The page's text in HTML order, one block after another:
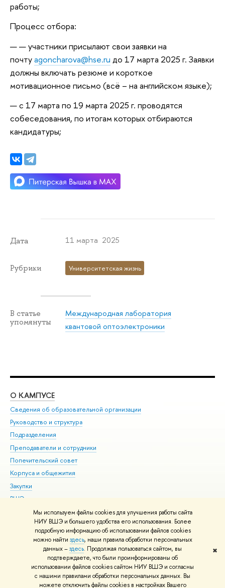
Мы используем файлы cookies для улучшения работы сайта
НИУ ВШЭ и большего удобства его использования. Более
подробную информацию об использовании файлов cookies
можно найти здесь, наши правила обработки персональных
данных –здесь. Продолжая пользоваться сайтом, вы
подтверждаете, что были проинформированы об
использовании файлов cookies сайтом НИУ ВШЭ и согласны
с нашими правилами обработки персональных данных. Вы
можете отключить файлы cookies в настройках Вашего
✖
работы;
Процесс отбора:
участники присылают свои заявки на
почтуagoncharova@hse.ru до 17 марта 2025 г. Заявки
должны включать резюме и короткое
мотивационное письмо (всё – на английском языке);
с 17 марта по 19 марта 2025 г. проводятся
собеседования, по итогам которых отбираются
кандидатуры;
Дата 11 марта 2025
Рубрики Университетская жизнь
В статье
упомянуты
Международная лаборатория
квантовой оптоэлектроники
О КАМПУСЕ
Сведения об образовательной организации
Руководство и структура
Подразделения
Преподаватели и сотрудники
Попечительский совет
Корпуса и общежития
Закупки
ВШЭ для студентов с ограниченными возможностями
здоровья и инвалидностью
Версия для слабовидящих
Единая платежная страница
© НИУ ВШЭ 1993–2026 Адреса и контакты Условия использования
материалов Политика конфиденциальности Карта сайта
Шрифты HSE Sans и HSE Slab разработаны вШколе дизайна НИУ ВШЭ